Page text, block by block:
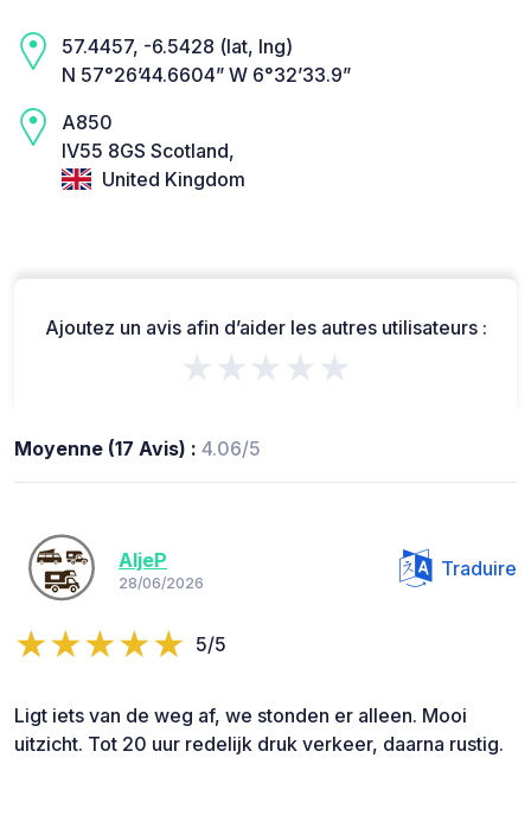
57.4457, -6.5428 (lat, lng)
N 57°26’44.6604” W 6°32’33.9”
A850
IV55 8GS Scotland,
United Kingdom
Ajoutez un avis afin d’aider les autres utilisateurs :
★★★★★
Moyenne (17 Avis) : 4.06/5
AljeP
28/06/2026
Traduire
5/5
Ligt iets van de weg af, we stonden er alleen. Mooi
uitzicht. Tot 20 uur redelijk druk verkeer, daarna rustig.